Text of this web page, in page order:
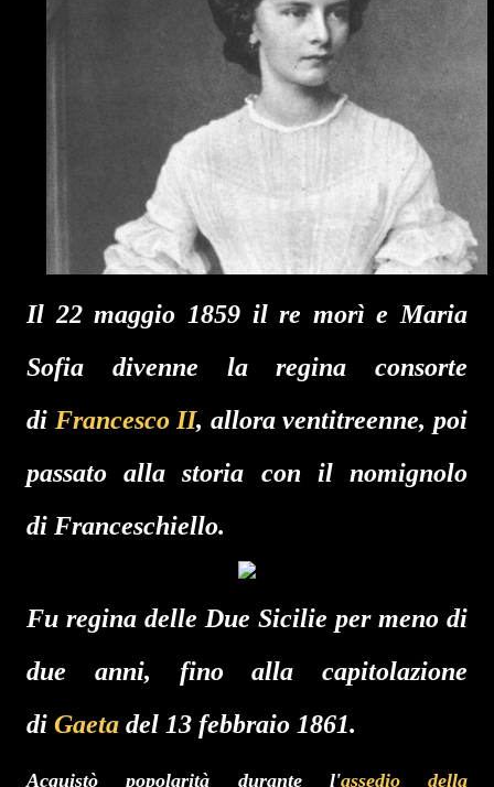
Il 22 maggio 1859 il re morì e Maria
Sofia divenne la regina consorte
di Francesco II, allora ventitreenne, poi
passato alla storia con il nomignolo
di Franceschiello.
Fu regina delle Due Sicilie per meno di
due anni, fino alla capitolazione
di Gaeta del 13 febbraio 1861.
Acquistò popolarità durante l'assedio della